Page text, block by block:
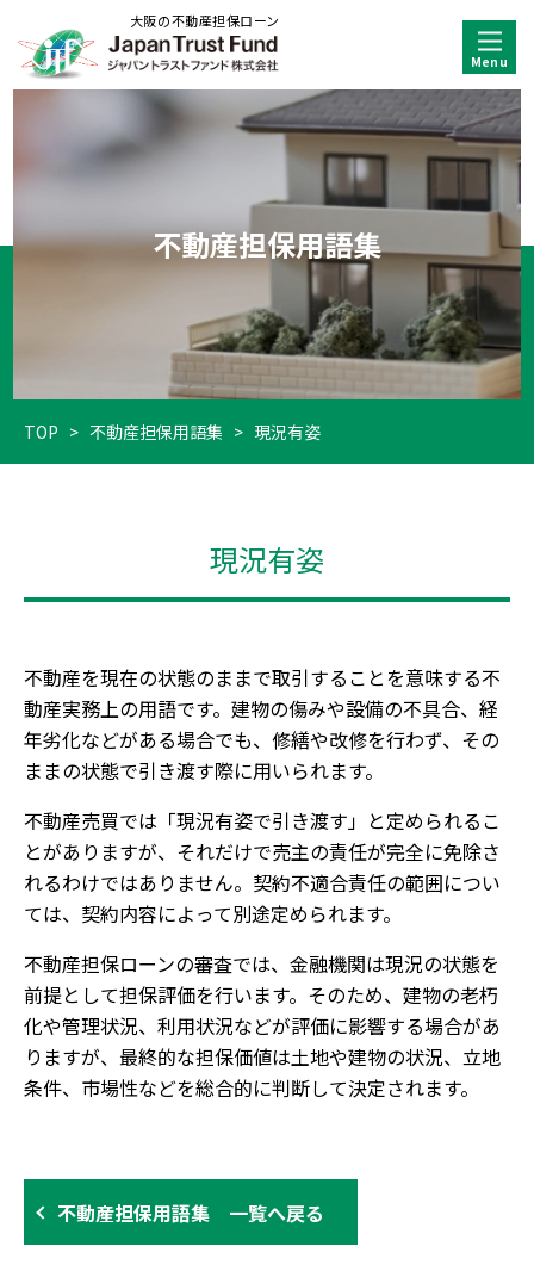
大阪の不動産担保ローン
不動産担保用語集
TOP > 不動産担保用語集 > 現況有姿
現況有姿
不動産を現在の状態のままで取引することを意味する不
動産実務上の用語です。建物の傷みや設備の不具合、経
年劣化などがある場合でも、修繕や改修を行わず、その
ままの状態で引き渡す際に用いられます。
不動産売買では「現況有姿で引き渡す」と定められるこ
とがありますが、それだけで売主の責任が完全に免除さ
れるわけではありません。契約不適合責任の範囲につい
ては、契約内容によって別途定められます。
不動産担保ローンの審査では、金融機関は現況の状態を
前提として担保評価を行います。そのため、建物の老朽
化や管理状況、利用状況などが評価に影響する場合があ
りますが、最終的な担保価値は土地や建物の状況、立地
条件、市場性などを総合的に判断して決定されます。
不動産担保用語集 一覧へ戻る